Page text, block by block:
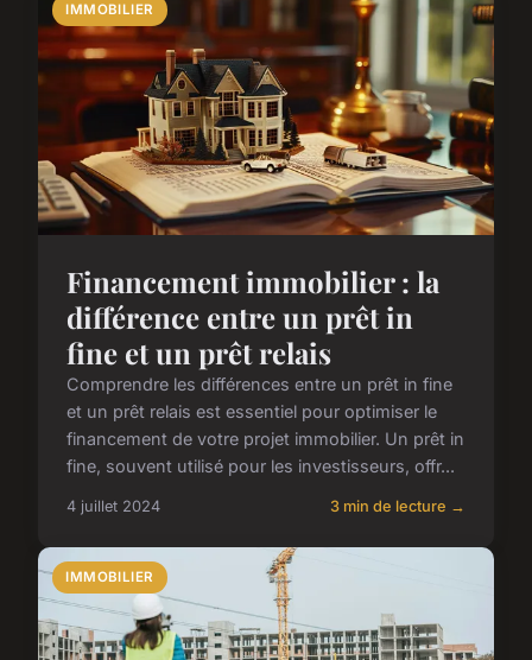
IMMOBILIER
Financement immobilier : la
différence entre un prêt in
fine et un prêt relais
Comprendre les différences entre un prêt in fine
et un prêt relais est essentiel pour optimiser le
financement de votre projet immobilier. Un prêt in
fine, souvent utilisé pour les investisseurs, offr...
4 juillet 2024 3 min de lecture →
IMMOBILIER